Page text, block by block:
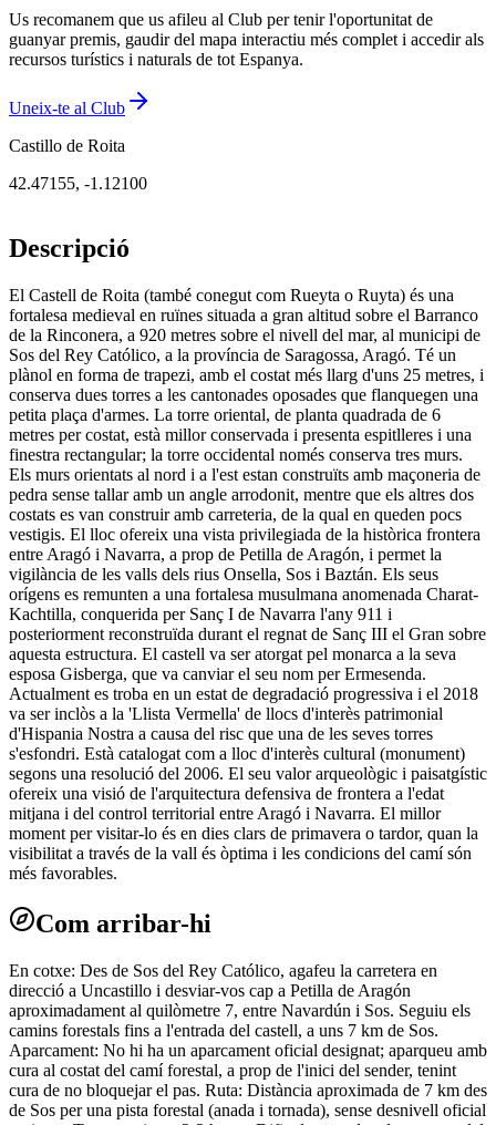
Us recomanem que us afileu al Club per tenir l'oportunitat de
guanyar premis, gaudir del mapa interactiu més complet i accedir als
recursos turístics i naturals de tot Espanya.
Uneix-te al Club
Castillo de Roita
42.47155, -1.12100
Descripció
El Castell de Roita (també conegut com Rueyta o Ruyta) és una
fortalesa medieval en ruïnes situada a gran altitud sobre el Barranco
de la Rinconera, a 920 metres sobre el nivell del mar, al municipi de
Sos del Rey Católico, a la província de Saragossa, Aragó. Té un
plànol en forma de trapezi, amb el costat més llarg d'uns 25 metres, i
conserva dues torres a les cantonades oposades que flanquegen una
petita plaça d'armes. La torre oriental, de planta quadrada de 6
metres per costat, està millor conservada i presenta espitlleres i una
finestra rectangular; la torre occidental només conserva tres murs.
Els murs orientats al nord i a l'est estan construïts amb maçoneria de
pedra sense tallar amb un angle arrodonit, mentre que els altres dos
costats es van construir amb carreteria, de la qual en queden pocs
vestigis. El lloc ofereix una vista privilegiada de la històrica frontera
entre Aragó i Navarra, a prop de Petilla de Aragón, i permet la
vigilància de les valls dels rius Onsella, Sos i Baztán. Els seus
orígens es remunten a una fortalesa musulmana anomenada Charat-
Kachtilla, conquerida per Sanç I de Navarra l'any 911 i
posteriorment reconstruïda durant el regnat de Sanç III el Gran sobre
aquesta estructura. El castell va ser atorgat pel monarca a la seva
esposa Gisberga, que va canviar el seu nom per Ermesenda.
Actualment es troba en un estat de degradació progressiva i el 2018
va ser inclòs a la 'Llista Vermella' de llocs d'interès patrimonial
d'Hispania Nostra a causa del risc que una de les seves torres
s'esfondri. Està catalogat com a lloc d'interès cultural (monument)
segons una resolució del 2006. El seu valor arqueològic i paisatgístic
ofereix una visió de l'arquitectura defensiva de frontera a l'edat
mitjana i del control territorial entre Aragó i Navarra. El millor
moment per visitar-lo és en dies clars de primavera o tardor, quan la
visibilitat a través de la vall és òptima i les condicions del camí són
més favorables.
Com arribar-hi
En cotxe: Des de Sos del Rey Católico, agafeu la carretera en
direcció a Uncastillo i desviar-vos cap a Petilla de Aragón
aproximadament al quilòmetre 7, entre Navardún i Sos. Seguiu els
camins forestals fins a l'entrada del castell, a uns 7 km de Sos.
Aparcament: No hi ha un aparcament oficial designat; aparqueu amb
cura al costat del camí forestal, a prop de l'inici del sender, tenint
cura de no bloquejar el pas. Ruta: Distància aproximada de 7 km des
de Sos per una pista forestal (anada i tornada), sense desnivell oficial